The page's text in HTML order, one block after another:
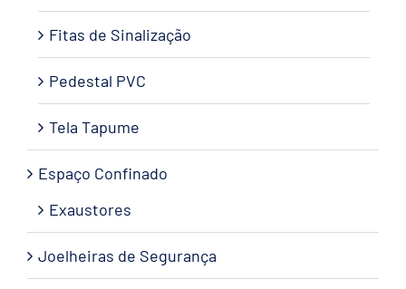
Fitas de Sinalização
Pedestal PVC
Tela Tapume
Espaço Confinado
Exaustores
Joelheiras de Segurança